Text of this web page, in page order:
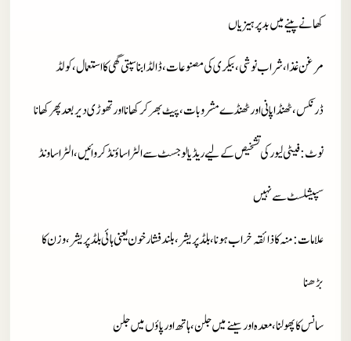
کھانے پینے میں بد پرہیزیاں
مرغن غذا، شراب نوشی، بیکری کی مصنوعات، ڈالڈا بناسپتی گھی کا استعمال، کولڈ
ڈرنکس، ٹھنڈا پانی اور ٹھنڈے مشروبات، پیٹ بھر کر کھانا اور تھوڑی دیر بعد پھر کھانا
نوٹ: فیٹی لیور کی تشخیص کے لیے ریڈیالوجسٹ سے الٹراساؤنڈ کروائیں، الٹراساونڈ
سپیشلسٹ سے نہیں
علامات: منہ کا ذائقہ خراب ہونا، بلڈ پریشر، بلند فشار خون یعنی ہائی بلڈ پریشر، وزن کا
بڑھنا
سانس کا پھولنا، معدہ اور سینے میں جلن، ہاتھ اور پاؤں میں جلن